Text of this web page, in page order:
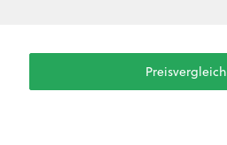
Preisvergleich